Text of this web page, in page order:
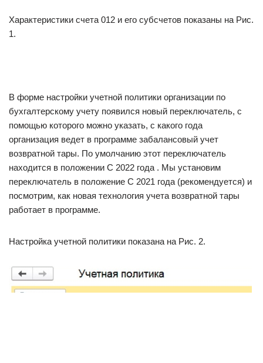
Характеристики счета 012 и его субсчетов показаны на Рис.
1.
В форме настройки учетной политики организации по
бухгалтерскому учету появился новый переключатель, с
помощью которого можно указать, с какого года
организация ведет в программе забалансовый учет
возвратной тары. По умолчанию этот переключатель
находится в положении С 2022 года . Мы установим
переключатель в положение С 2021 года (рекомендуется) и
посмотрим, как новая технология учета возвратной тары
работает в программе.
Настройка учетной политики показана на Рис. 2.